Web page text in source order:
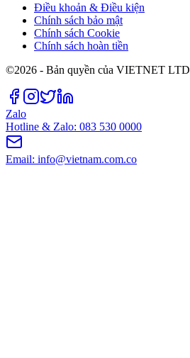
Điều khoản & Điều kiện
Chính sách bảo mật
Chính sách Cookie
Chính sách hoàn tiền
©2026 - Bản quyền của VIETNET LTD
Zalo
Hotline & Zalo: 083 530 0000
Email: info@vietnam.com.co